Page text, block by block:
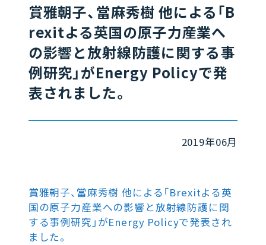
賞雅朝子、當麻秀樹 他による「B
rexitよる英国の原子力産業へ
の影響と放射線防護に関する事
例研究」がEnergy Policyで発
表されました。
2019年06月
賞雅朝子、當麻秀樹 他による「Brexitよる英
国の原子力産業への影響と放射線防護に関
する事例研究」がEnergy Policyで発表され
ました。